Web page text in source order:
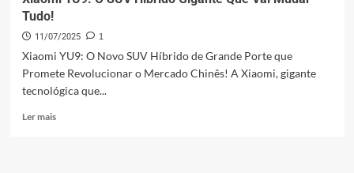
Tudo!
11/07/2025 1
Xiaomi YU9: O Novo SUV Híbrido de Grande Porte que
Promete Revolucionar o Mercado Chinês! A Xiaomi, gigante
tecnológica que...
Ler maisLeia